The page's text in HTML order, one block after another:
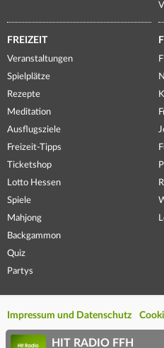
FREIZEIT
Veranstaltungen
Spielplätze
Rezepte
Meditation
Ausflugsziele
Freizeit-Tipps
Ticketshop
Lotto Hessen
Spiele
Mahjong
Backgammon
Quiz
Partys
Impressum und Datenschutz
HIT RADIO FFH